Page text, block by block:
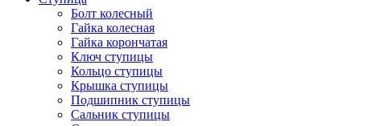
Болт колесный
Гайка колесная
Гайка корончатая
Ключ ступицы
Кольцо ступицы
Крышка ступицы
Подшипник ступицы
Сальник ступицы